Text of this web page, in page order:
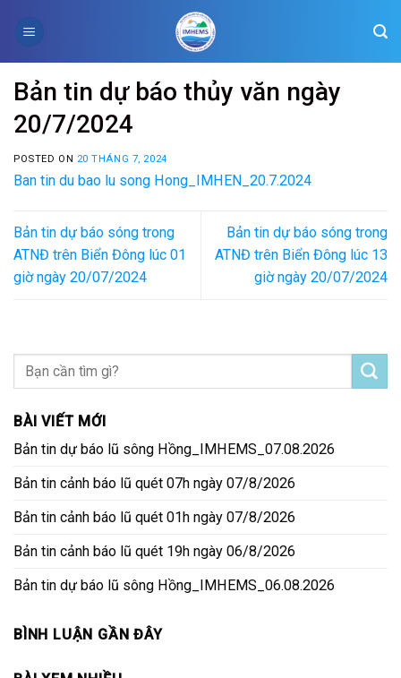
Bản tin dự báo thủy văn ngày
20/7/2024
POSTED ON 20 THÁNG 7, 2024
Ban tin du bao lu song Hong_IMHEN_20.7.2024
Bản tin dự báo sóng trong
ATNĐ trên Biển Đông lúc 01
giờ ngày 20/07/2024
Bản tin dự báo sóng trong
ATNĐ trên Biển Đông lúc 13
giờ ngày 20/07/2024
BÀI VIẾT MỚI
Bản tin dự báo lũ sông Hồng_IMHEMS_07.08.2026
Bản tin cảnh báo lũ quét 07h ngày 07/8/2026
Bản tin cảnh báo lũ quét 01h ngày 07/8/2026
Bản tin cảnh báo lũ quét 19h ngày 06/8/2026
Bản tin dự báo lũ sông Hồng_IMHEMS_06.08.2026
BÌNH LUẬN GẦN ĐÂY